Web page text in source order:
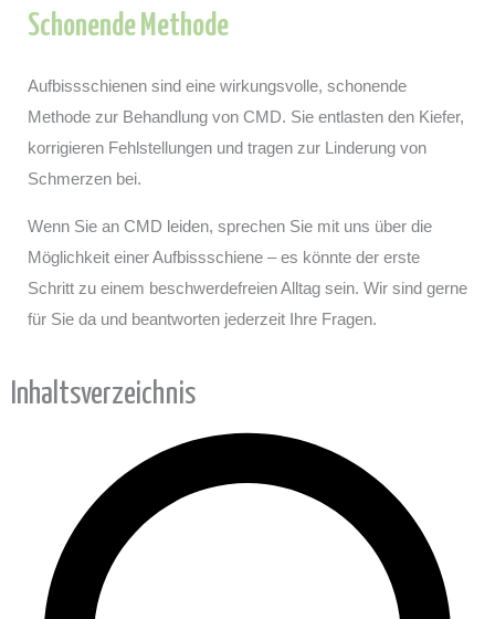
Inhaltsverzeichnis
Schonende Methode
Aufbissschienen sind eine wirkungsvolle, schonende
Methode zur Behandlung von CMD. Sie entlasten den Kiefer,
korrigieren Fehlstellungen und tragen zur Linderung von
Schmerzen bei.
Wenn Sie an CMD leiden, sprechen Sie mit uns über die
Möglichkeit einer Aufbissschiene – es könnte der erste
Schritt zu einem beschwerdefreien Alltag sein. Wir sind gerne
für Sie da und beantworten jederzeit Ihre Fragen.